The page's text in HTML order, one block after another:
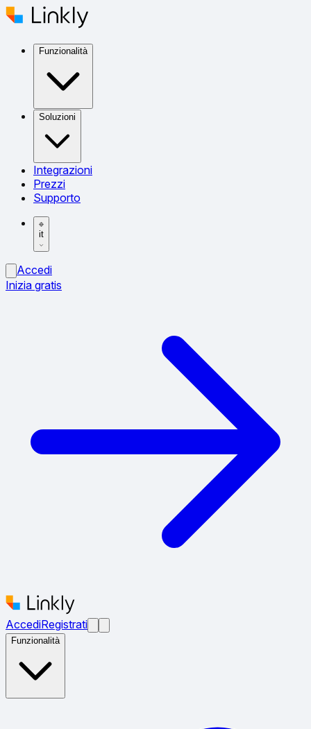
Funzionalità
Soluzioni
Integrazioni
Prezzi
Supporto
it
Accedi
Inizia gratis
AccediRegistrati
Funzionalità